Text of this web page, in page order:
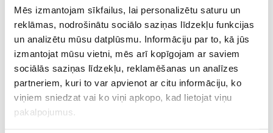
Mēs izmantojam sīkfailus, lai personalizētu saturu un
reklāmas, nodrošinātu sociālo saziņas līdzekļu funkcijas
un analizētu mūsu datplūsmu. Informāciju par to, kā jūs
izmantojat mūsu vietni, mēs arī kopīgojam ar saviem
sociālās saziņas līdzekļu, reklamēšanas un analīzes
partneriem, kuri to var apvienot ar citu informāciju, ko
viņiem sniedzat vai ko viņi apkopo, kad lietojat viņu
pakalpojumus.
norvēģim Sondrem Evjenam. Baldiņš pēc aizkavēšanās
startā un pirmajā līkumu sērijā aiz sezonas līdera zviedra
Antona Marklunda apliecināja savas ātruma prasmes,
kopējā ieskaitē sasniedzot septīto labāko rezultātu.
Otrajā kvalifikācijas braucienā abi latvieši satikās vienā
braucienā. Baumanis arī šoreiz lieliski startēja, izvairoties
no aizmugurē notiekošajām kontaktcīņām. Pārliecinošs